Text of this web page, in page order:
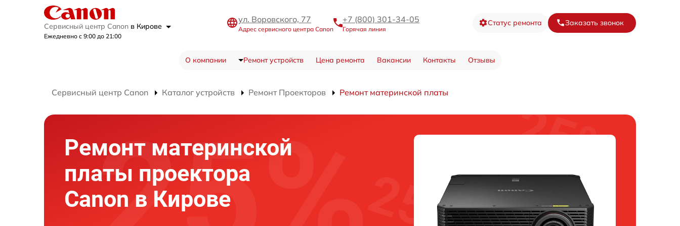
Сервисный центр Canon в Кирове
Ежедневно с 9:00 до 21:00
ул. Воровского, 77
Адрес сервисного центра Canon
+7 (800) 301-34-05
Горячая линия
Статус ремонта Заказать звонок
О компании Ремонт устройств Цена ремонта Вакансии Контакты Отзывы
Сервисный центр Canon Каталог устройств Ремонт Проекторов Ремонт материнской платы
Ремонт материнской
платы проектора
Canon в Кирове